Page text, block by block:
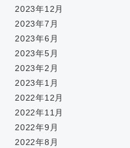
2023年12月
2023年7月
2023年6月
2023年5月
2023年2月
2023年1月
2022年12月
2022年11月
2022年9月
2022年8月